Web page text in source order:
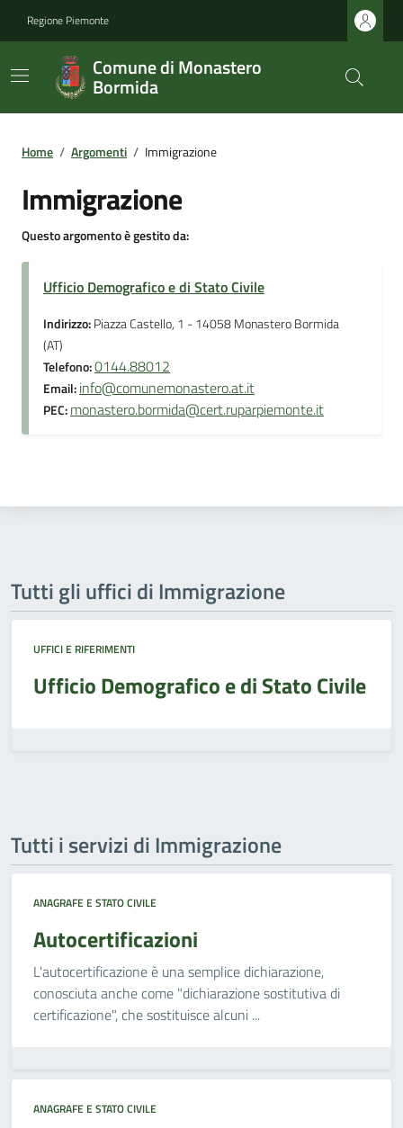
Regione Piemonte
Comune di Monastero
Bormida
Home / Argomenti / Immigrazione
Immigrazione
Questo argomento è gestito da:
Ufficio Demografico e di Stato Civile
Indirizzo:Piazza Castello, 1 - 14058 Monastero Bormida
(AT)
Telefono:0144.88012
Email:info@comunemonastero.at.it
PEC:monastero.bormida@cert.ruparpiemonte.it
Tutti gli uffici di Immigrazione
UFFICI E RIFERIMENTI
Ufficio Demografico e di Stato Civile
Tutti i servizi di Immigrazione
ANAGRAFE E STATO CIVILE
Autocertificazioni
L'autocertificazione è una semplice dichiarazione,
conosciuta anche come "dichiarazione sostitutiva di
certificazione", che sostituisce alcuni ...
ANAGRAFE E STATO CIVILE